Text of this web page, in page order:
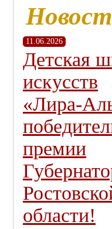
11.06.2026
Детская
искусств
премии
области!